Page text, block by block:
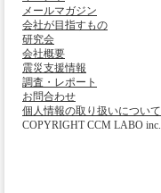
メールマガジン
会社が目指すもの
研究会
会社概要
震災支援情報
調査・レポート
お問合わせ
個人情報の取り扱いについて
COPYRIGHT CCM LABO